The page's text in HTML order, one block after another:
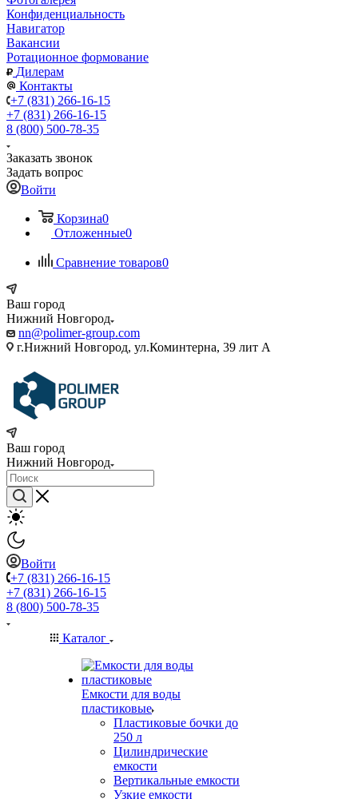
Конфиденциальность
Навигатор
Вакансии
Ротационное формование
Дилерам
Контакты
+7 (831) 266-16-15
+7 (831) 266-16-15
8 (800) 500-78-35
Заказать звонок
Задать вопрос
Войти
Корзина0
Отложенные0
Сравнение товаров0
Ваш город
Нижний Новгород
nn@polimer-group.com
г.Нижний Новгород, ул.Коминтерна, 39 лит А
Ваш город
Нижний Новгород
Войти
+7 (831) 266-16-15
+7 (831) 266-16-15
8 (800) 500-78-35
Каталог
Емкости для воды
пластиковые
Пластиковые бочки до
250 л
Цилиндрические
емкости
Вертикальные емкости
Узкие емкости